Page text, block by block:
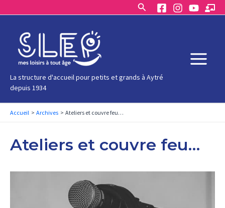
contenu
Rechercher
La structure d'accueil pour petits et grands à Aytré
depuis 1934
Main
Accueil Archives Ateliers et couvre feu…
Ateliers et couvre feu…